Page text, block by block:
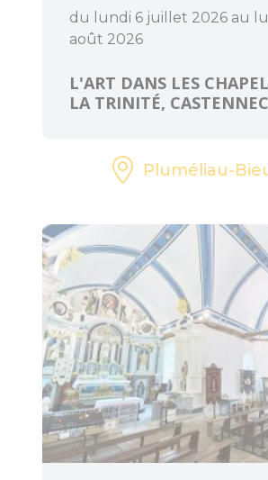
du lundi 6 juillet 2026 au
août 2026
L'ART DANS LES
LA TRINITÉ, CASTENNEC
Pluméliau-